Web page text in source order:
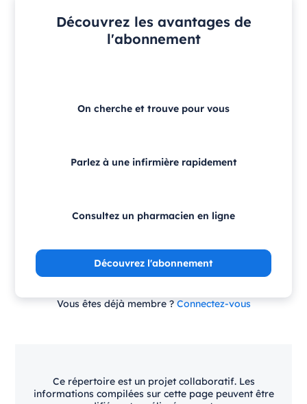
Découvrez les avantages de
l'abonnement
On cherche et trouve pour vous
Parlez à une infirmière rapidement
Consultez un pharmacien en ligne
Découvrez l'abonnement
Vous êtes déjà membre ? Connectez-vous
Ce répertoire est un projet collaboratif. Les
informations compilées sur cette page peuvent être